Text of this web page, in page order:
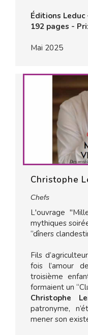
Éditions
192 pages -
Mai 2025
Christophe
Chefs
L'ouvrage
mythiques
“dîners
Fils
fois l’amour
troisième
formaient un
Christophe
patronyme,
mener son